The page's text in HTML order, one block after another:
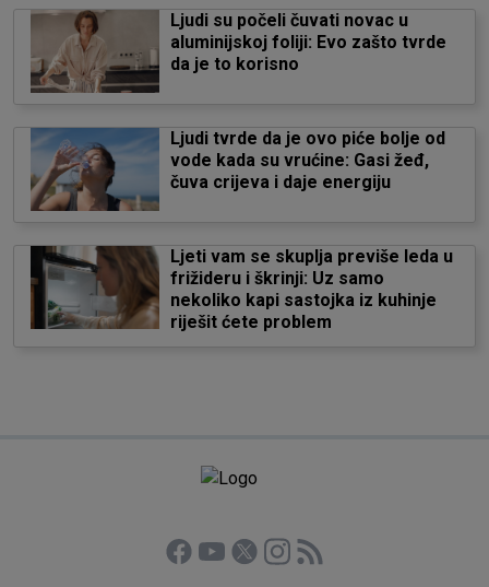
Ljudi su počeli čuvati novac u
aluminijskoj foliji: Evo zašto tvrde
da je to korisno
Ljudi tvrde da je ovo piće bolje od
vode kada su vrućine: Gasi žeđ,
čuva crijeva i daje energiju
Ljeti vam se skuplja previše leda u
frižideru i škrinji: Uz samo
nekoliko kapi sastojka iz kuhinje
riješit ćete problem